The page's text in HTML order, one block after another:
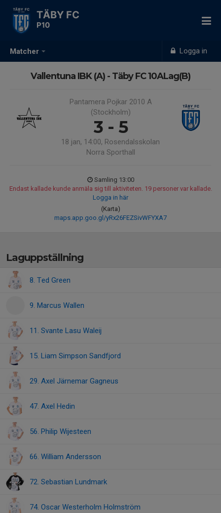
Matcher Logga in
TÄBY FC
P10
Vallentuna IBK (A) - Täby FC 10ALag(B)
Pantamera Pojkar 2010 A
(Stockholm)
3 - 5
18 jan, 14:00, Rosendalsskolan
Norra Sporthall
Samling 13:00
Endast kallade kunde anmäla sig till aktiviteten. 19 personer var kallade.
Logga in här
(Karta)
maps.app.goo.gl/yRx26FEZSivWFYXA7
Laguppställning
8. Ted Green
9. Marcus Wallen
11. Svante Lasu Waleij
15. Liam Simpson Sandfjord
29. Axel Järnemar Gagneus
47. Axel Hedin
56. Philip Wijesteen
66. William Andersson
72. Sebastian Lundmark
74. Oscar Westerholm Holmström